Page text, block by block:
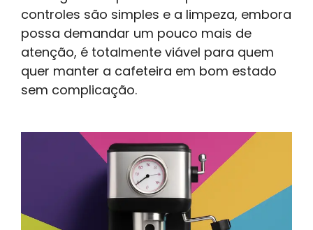
controles são simples e a limpeza, embora
possa demandar um pouco mais de
atenção, é totalmente viável para quem
quer manter a cafeteira em bom estado
sem complicação.